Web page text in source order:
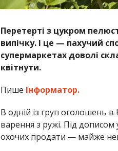
Перетерті з цукром
випічку. І це — пахучий
супермаркетах доволі
квітнути.
Пише Інформатор.
В одній із груп оголошень
варення з ружі. Під
охочих продати — майже